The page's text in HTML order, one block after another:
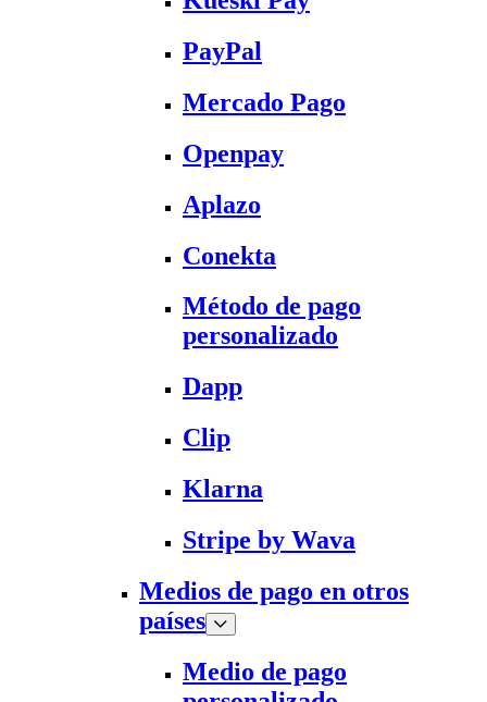
PayPal
Mercado Pago
Openpay
Aplazo
Conekta
Método de pago
personalizado
Dapp
Clip
Klarna
Stripe by Wava
Medios de pago en otros
países
Medio de pago